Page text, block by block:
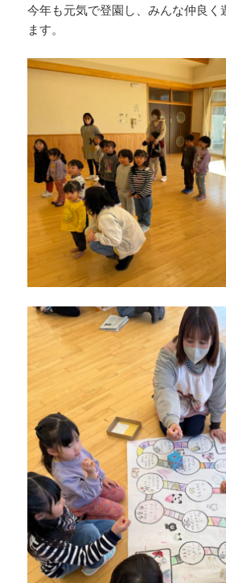
今年も元気で登園し、みんな仲良く
ます。